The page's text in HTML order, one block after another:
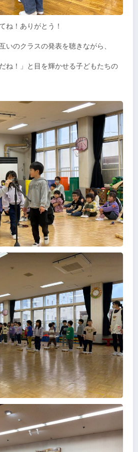
ね！ありがとう！
いのクラスの発表を聴きながら、
ね！」と目を輝かせる子どもたちの